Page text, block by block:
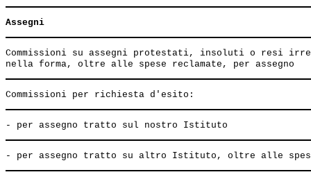
Assegni
Commissioni su assegni protestati, insoluti o resi